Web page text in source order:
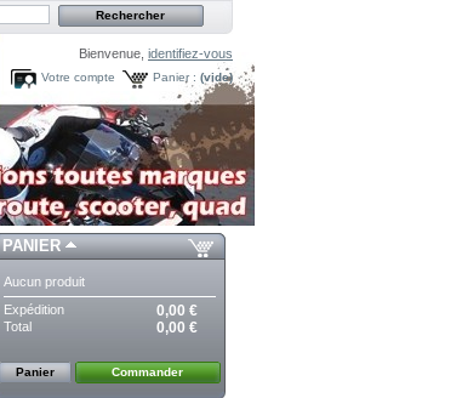
Bienvenue,identifiez-vous
Panier : (vide)
Votre compte
PANIER
Aucun produit
Expédition
0,00 €
Total 0,00 €
Panier Commander